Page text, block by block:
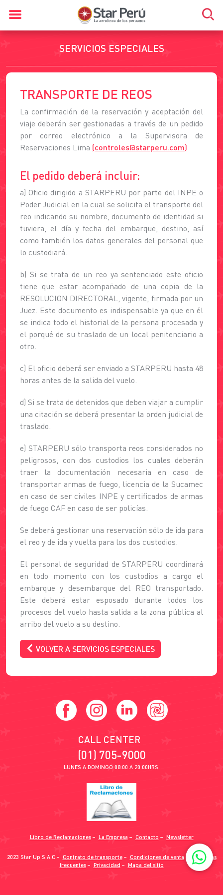
SERVICIOS ESPECIALES
TRANSPORTE DE REOS
La confirmación de la reservación y aceptación del
viaje deberán ser gestionadas a través de un pedido
por correo electrónico a la Supervisora de
Reservaciones Lima (controles@starperu.com)
El pedido deberá incluir:
a) Oficio dirigido a STARPERU por parte del INPE o
Poder Judicial en la cual se solicita el transporte del
reo indicando su nombre, documento de identidad si
tuviera, el día y fecha del embarque, destino, así
como también los datos generales del personal que
lo custodiará.
b) Si se trata de un reo ya sentenciado este oficio
tiene que estar acompañado de una copia de la
RESOLUCION DIRECTORAL, vigente, firmada por un
Juez. Este documento es indispensable ya que en él
se indica todo el historial de la persona procesada y
el porqué de su traslado de un local penitenciario a
otro.
c) El oficio deberá ser enviado a STARPERU hasta 48
horas antes de la salida del vuelo.
d) Si se trata de detenidos que deben viajar a cumplir
una citación se deberá presentar la orden judicial de
traslado.
e) STARPERU sólo transporta reos considerados no
peligrosos, con dos custodios los cuales deberán
traer la documentación necesaria en caso de
transportar armas de fuego, licencia de la Sucamec
en caso de ser civiles INPE y certificados de armas
de fuego CAF en caso de ser policías.
Se deberá gestionar una reservación sólo de ida para
el reo y de ida y vuelta para los dos custodios.
El personal de seguridad de STARPERU coordinará
en todo momento con los custodios a cargo el
embarque y desembarque del REO transportado.
Este deberá estar esposado durante todos los
procesos del vuelo hasta salida a la zona pública al
arribo del vuelo a su destino.
VOLVER A SERVICIOS ESPECIALES
CALL CENTER
(01) 705-9000
LUNES A DOMINGO 08:00 A 20:00HRS.
Libro de Reclamaciones− La Empresa − Contacto − Newsletter
2023 Star Up S.A.C − Contrato de transporte− Condiciones de venta −
Preguntas
frecuentes− Privacidad − Mapa del sitio